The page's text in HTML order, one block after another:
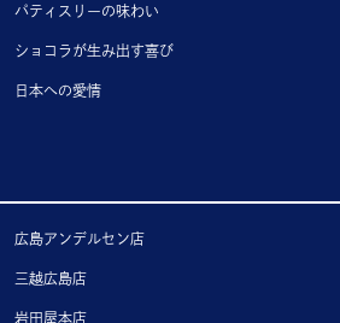
パティスリーの味わい
ショコラが生み出す喜び
日本への愛情
広島アンデルセン店
三越広島店
岩田屋本店